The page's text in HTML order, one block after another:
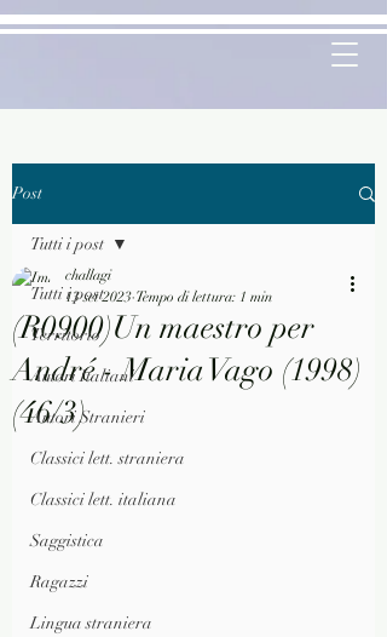
Post
Tutti i post
Territorio
Autori Italiani
Autori Stranieri
Classici lett. straniera
Classici lett. italiana
Saggistica
Ragazzi
Lingua straniera
Tutti i post
(R0900)Un maestro per
André - Maria Vago (1998)
(46/3)
challagi
13 set 2023 Tempo di lettura: 1 min